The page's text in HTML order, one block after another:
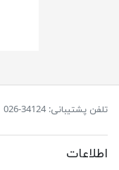
تلفن پشتیبانی: 34124-026
اطلاعات